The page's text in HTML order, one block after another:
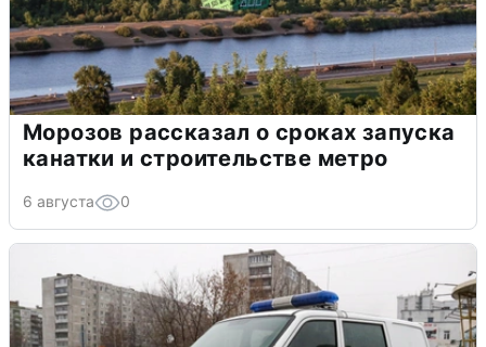
Морозов рассказал о сроках запуска
канатки и строительстве метро
6 августа 0